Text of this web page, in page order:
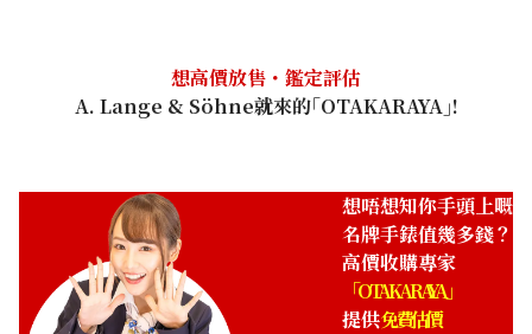
想高價放售・鑑定評估
A. Lange & Söhne就來的｢OTAKARAYA｣!
想唔想知你手頭上嘅
名牌手錶值幾多錢？
高價收購專家
「OTAKARAYA」
提供免費估價